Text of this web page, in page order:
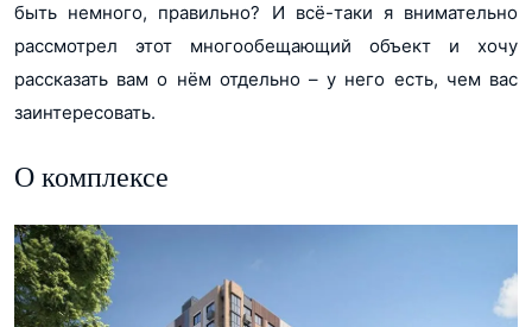
быть немного, правильно? И всё-таки я внимательно
рассмотрел этот многообещающий объект и хочу
рассказать вам о нём отдельно – у него есть, чем вас
заинтересовать.
О комплексе